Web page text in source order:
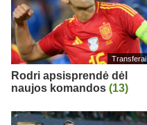
Transferai
Rodri apsisprendė dėl
naujos komandos (13)